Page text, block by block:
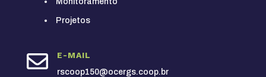
Projetos
 E-MAIL
rscoop150@ocergs.coop.br